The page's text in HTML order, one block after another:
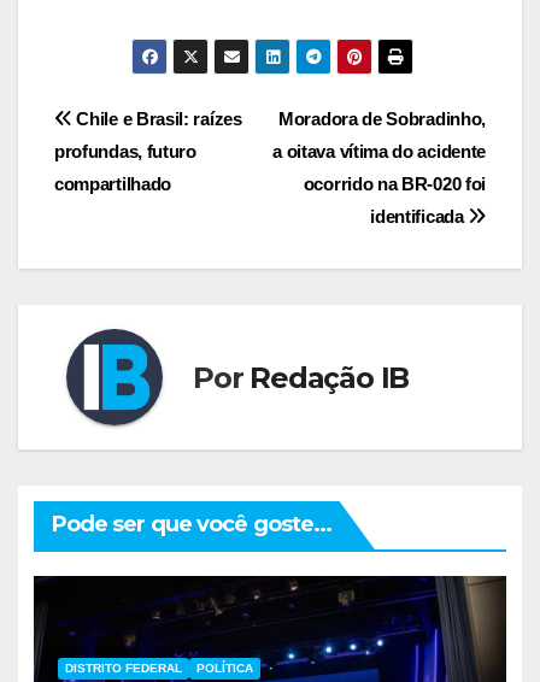
Navegação
de
Moradora de Sobradinho,
a oitava vítima do acidente
ocorrido na BR-020 foi
identificada
Chile e Brasil: raízes
profundas, futuro
compartilhado
Por Redação IB
Pode ser que você goste...
DISTRITO FEDERAL POLÍTICA